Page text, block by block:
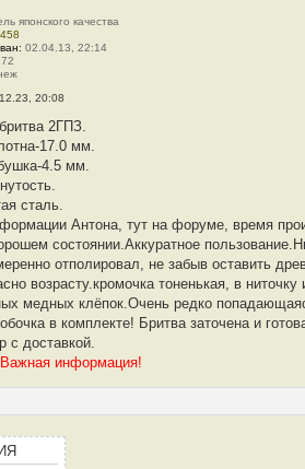
в
т
t
e
a
японского качества
02.04.13, 22:14
20:08
2ГПЗ.
17.0 мм.
4.5 мм.
сталь.
Антона, тут на форуме, время
состоянии.Аккуратное
отполировал, не забыв оставить
возрасту.кромочка тоненькая, в
медных клёпок.Очень редко
в комплекте! Бритва заточена и
с доставкой.
информация!